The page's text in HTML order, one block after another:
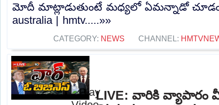
మోదీ మాట్లాడుతుంటే మధ్యలో ఏమన్నాడో చూడండి
australia | hmtv.....»»
CATEGORY: NEWS CHANNEL:
LIVE: వారికి వ్యాపారం